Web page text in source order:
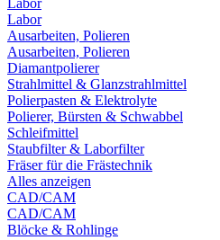
Labor
Labor
Ausarbeiten, Polieren
Ausarbeiten, Polieren
Diamantpolierer
Strahlmittel & Glanzstrahlmittel
Polierpasten & Elektrolyte
Polierer, Bürsten & Schwabbel
Schleifmittel
Staubfilter & Laborfilter
Fräser für die Frästechnik
Alles anzeigen
CAD/CAM
CAD/CAM
Blöcke & Rohlinge